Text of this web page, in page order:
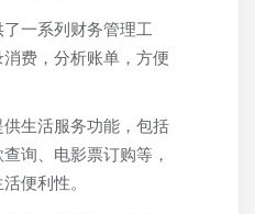
了一系列财务管理工
费，分析账单，方便
供生活服务功能，包括
询、电影票订购等，
便利性。